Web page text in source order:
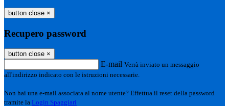
button close ×
Recupero password
button close ×
E-mail Verrà inviato un messaggio
all'indirizzo indicato con le istruzioni necessarie.
Non hai una e-mail associata al nome utente? Effettua il reset della password
tramite la Login Spaggiari